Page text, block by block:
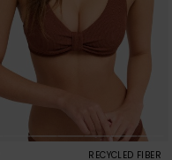
RECYCLED FIBER